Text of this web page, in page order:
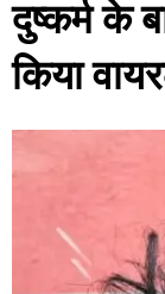
दुष्कर्म के
किया